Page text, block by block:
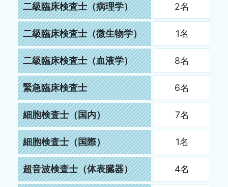
二級臨床検査士（病理学） 2名
二級臨床検査士（微生物学） 1名
二級臨床検査士（血液学） 8名
緊急臨床検査士 6名
細胞検査士（国内） 7名
細胞検査士（国際） 1名
超音波検査士（体表臓器） 4名